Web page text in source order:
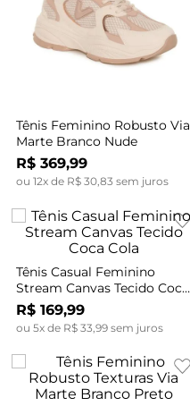
Tênis Feminino Robusto Via
Marte Branco Nude
R$ 369,99
ou 12x de R$ 30,83 sem juros
Tênis Casual Feminino
Stream Canvas Tecido Coca
Cola
R$ 169,99
ou 5x de R$ 33 99sem juros